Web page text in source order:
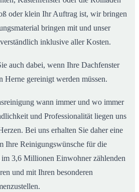
oder klein Ihr Auftrag ist, wir bringen
bringen mit und unser
inklusive aller Kosten.
auch dabei, wenn Ihre Dachfenster
Herne gereinigt werden müssen.
wann immer und wo immer
und Professionalität liegen uns
Bei uns erhalten Sie daher eine
Ihre Reinigungswünsche für die
im 3,6 Millionen Einwohner zählenden
und mit Ihren besonderen